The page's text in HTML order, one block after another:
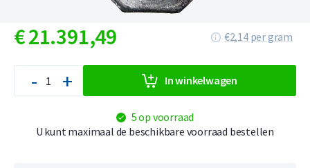
€21.391,49 €2,14 per gram
- + In winkelwagen
5 op voorraad
U kunt maximaal de beschikbare voorraad bestellen